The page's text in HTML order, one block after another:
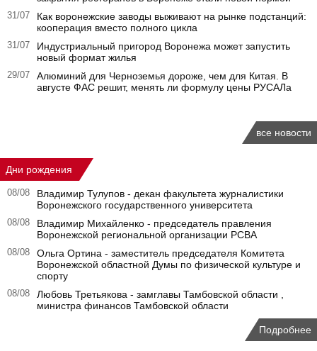
31/07
Как воронежские заводы выживают на рынке подстанций:
кооперация вместо полного цикла
31/07
Индустриальный пригород Воронежа может запустить
новый формат жилья
29/07
Алюминий для Черноземья дороже, чем для Китая. В
августе ФАС решит, менять ли формулу цены РУСАЛа
все новости
Дни рождения
08/08
Владимир Тулупов - декан факультета журналистики
Воронежского государственного университета
08/08
Владимир Михайленко - председатель правления
Воронежской региональной организации РСВА
08/08
Ольга Ортина - заместитель председателя Комитета
Воронежской областной Думы по физической культуре и
спорту
08/08
Любовь Третьякова - замглавы Тамбовской области ,
министра финансов Тамбовской области
Подробнее